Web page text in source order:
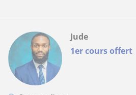
1er cours offert
Jude